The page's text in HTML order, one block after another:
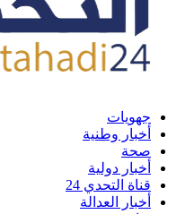
جهويات
أخبار وطنية
صحة
أخبار دولية
قناة التحدي 24
أخبار العدالة